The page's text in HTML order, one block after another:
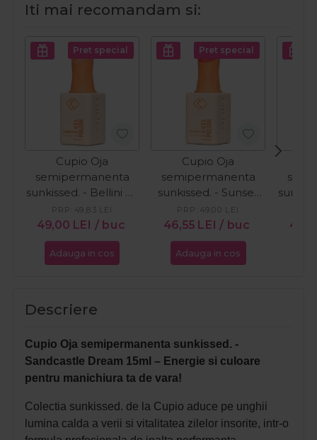
Iti mai recomandam si:
Pret special
Cupio Oja
semipermanenta
sunkissed. - Bellini by
the Pool 15ml
49,00 LEI / buc
PRP: 49,83 LEI
Adauga in cos
Pret special
Cupio Oja
semipermanenta
sunkissed. - Sunset
Boulevard 15ml
46,55 LEI / buc
PRP: 49,00 LEI
Adauga in cos
Descriere
Cupio Oja semipermanenta sunkissed. -
Sandcastle Dream 15ml – Energie si culoare
pentru manichiura ta de vara!
Colectia sunkissed. de la Cupio aduce pe unghii
lumina calda a verii si vitalitatea zilelor insorite, intr-o